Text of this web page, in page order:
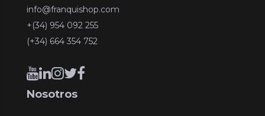
info@franquishop.com
+(34) 954 092 255
(+34) 664 354 752
Nosotros